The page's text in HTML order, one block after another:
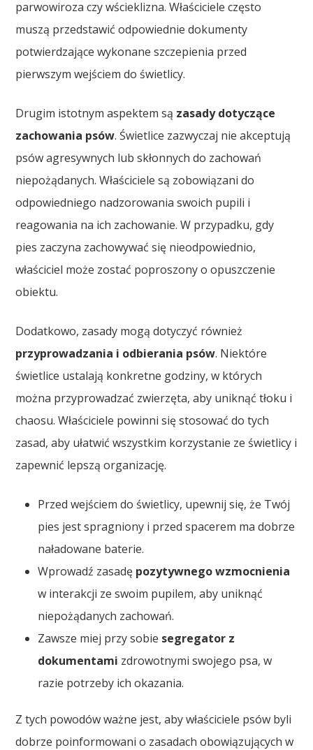
parwowiroza czy wścieklizna. Właściciele często
muszą przedstawić odpowiednie dokumenty
potwierdzające wykonane szczepienia przed
pierwszym wejściem do świetlicy.
Drugim istotnym aspektem są zasady dotyczące
zachowania psów. Świetlice zazwyczaj nie akceptują
psów agresywnych lub skłonnych do zachowań
niepożądanych. Właściciele są zobowiązani do
odpowiedniego nadzorowania swoich pupili i
reagowania na ich zachowanie. W przypadku, gdy
pies zaczyna zachowywać się nieodpowiednio,
właściciel może zostać poproszony o opuszczenie
obiektu.
Dodatkowo, zasady mogą dotyczyć również
przyprowadzania i odbierania psów. Niektóre
świetlice ustalają konkretne godziny, w których
można przyprowadzać zwierzęta, aby uniknąć tłoku i
chaosu. Właściciele powinni się stosować do tych
zasad, aby ułatwić wszystkim korzystanie ze świetlicy i
zapewnić lepszą organizację.
Przed wejściem do świetlicy, upewnij się, że Twój
pies jest spragniony i przed spacerem ma dobrze
naładowane baterie.
Wprowadź zasadę pozytywnego wzmocnienia
w interakcji ze swoim pupilem, aby uniknąć
niepożądanych zachowań.
Zawsze miej przy sobie segregator z
dokumentami zdrowotnymi swojego psa, w
razie potrzeby ich okazania.
Z tych powodów ważne jest, aby właściciele psów byli
dobrze poinformowani o zasadach obowiązujących w